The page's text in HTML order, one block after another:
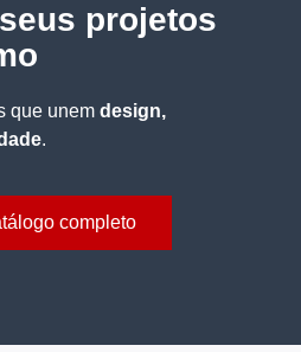
projetos
que unem design,
.
completo